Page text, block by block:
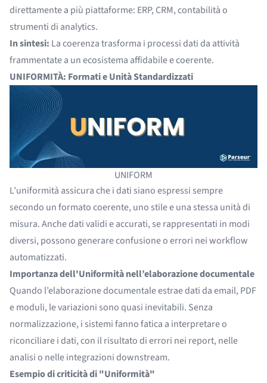
direttamente a più piattaforme: ERP, CRM, contabilità o
strumenti di analytics.
In sintesi: La coerenza trasforma i processi dati da attività
frammentate a un ecosistema affidabile e coerente.
UNIFORMITÀ: Formati e Unità Standardizzati
UNIFORM
L’uniformità assicura che i dati siano espressi sempre
secondo un formato coerente, uno stile e una stessa unità di
misura. Anche dati validi e accurati, se rappresentati in modi
diversi, possono generare confusione o errori nei workflow
automatizzati.
Importanza dell'Uniformità nell’elaborazione documentale
Quando l’elaborazione documentale estrae dati da email, PDF
e moduli, le variazioni sono quasi inevitabili. Senza
normalizzazione, i sistemi fanno fatica a interpretare o
riconciliare i dati, con il risultato di errori nei report, nelle
analisi o nelle integrazioni downstream.
Esempio di criticità di "Uniformità"